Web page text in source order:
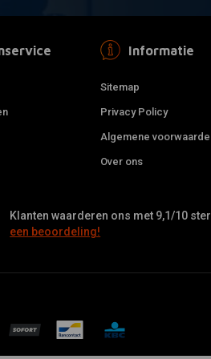
Informatie
Sitemap
Privacy Policy
Algemene
Over ons
Klanten waarderen ons met 9,1/10
een beoordeling!